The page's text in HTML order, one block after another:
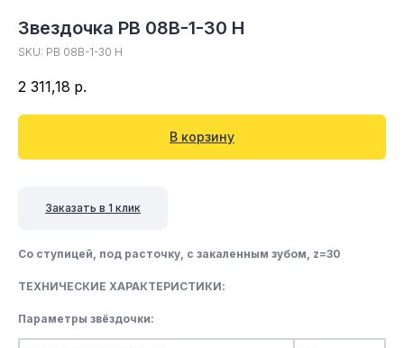
Звездочка PB 08B-1-30 H
SKU: PB 08B-1-30 H
2 311,18 р.
В корзину
Заказать в 1 клик
Со ступицей, под расточку, c закаленным зубом, z=30
ТЕХНИЧЕСКИЕ ХАРАКТЕРИСТИКИ:
Параметры звёздочки: